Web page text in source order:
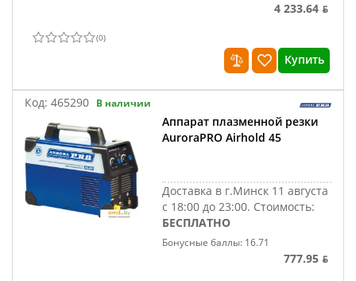
4 233.64 ƃ
(0)
Купить
Код: 465290 В наличии
Аппарат плазменной резки
AuroraPRO Airhold 45
Доставка в г.Минск 11 августа
с 18:00 до 23:00. Стоимость:
БЕСПЛАТНО
Бонусные баллы: 16.71
777.95 ƃ